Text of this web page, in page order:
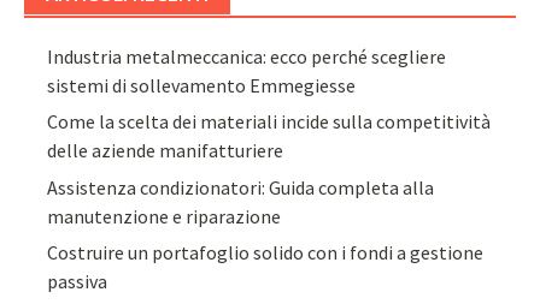
Industria metalmeccanica: ecco perché scegliere
sistemi di sollevamento Emmegiesse
Come la scelta dei materiali incide sulla competitività
delle aziende manifatturiere
Assistenza condizionatori: Guida completa alla
manutenzione e riparazione
Costruire un portafoglio solido con i fondi a gestione
passiva